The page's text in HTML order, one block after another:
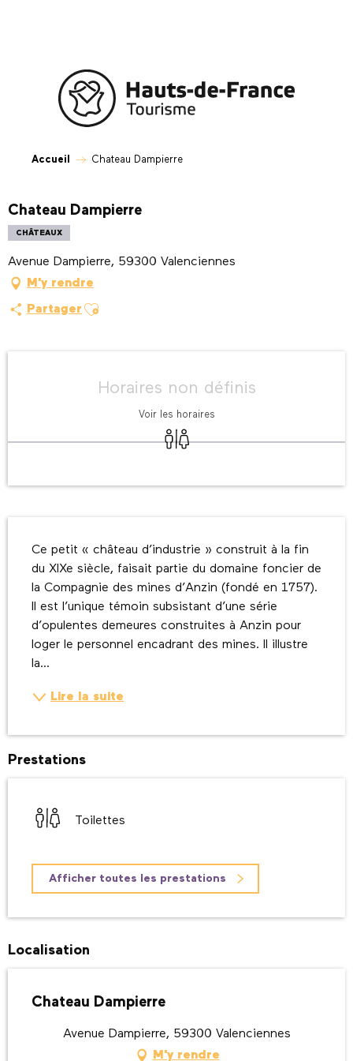
Accueil Chateau Dampierre
Chateau Dampierre
CHÂTEAUX
Avenue Dampierre, 59300 Valenciennes
M'y rendre
Partager Ajouter aux favoris
Horaires non définis
Voir les horaires
Toilettes
Ce petit « château d’industrie » construit à la fin
du XIXe siècle, faisait partie du domaine foncier de
la Compagnie des mines d’Anzin (fondé en 1757).
Il est l’unique témoin subsistant d’une série
d’opulentes demeures construites à Anzin pour
loger le personnel encadrant des mines. Il illustre
la...
Lire la suite
Prestations
Toilettes
Afficher toutes les prestations
Localisation
Chateau Dampierre
Avenue Dampierre, 59300 Valenciennes
M'y rendre